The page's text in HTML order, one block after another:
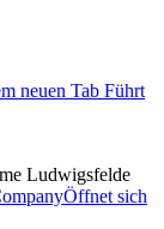
neuen Tab Führt
Ludwigsfelde
Öffnet sich